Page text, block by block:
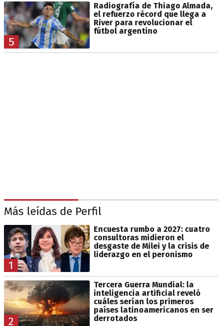
5
Radiografía de Thiago Almada,
el refuerzo récord que llega a
River para revolucionar el
fútbol argentino
Más leídas de Perfil
1
Encuesta rumbo a 2027: cuatro
consultoras midieron el
desgaste de Milei y la crisis de
liderazgo en el peronismo
2
Tercera Guerra Mundial: la
inteligencia artificial reveló
cuáles serían los primeros
países latinoamericanos en ser
derrotados